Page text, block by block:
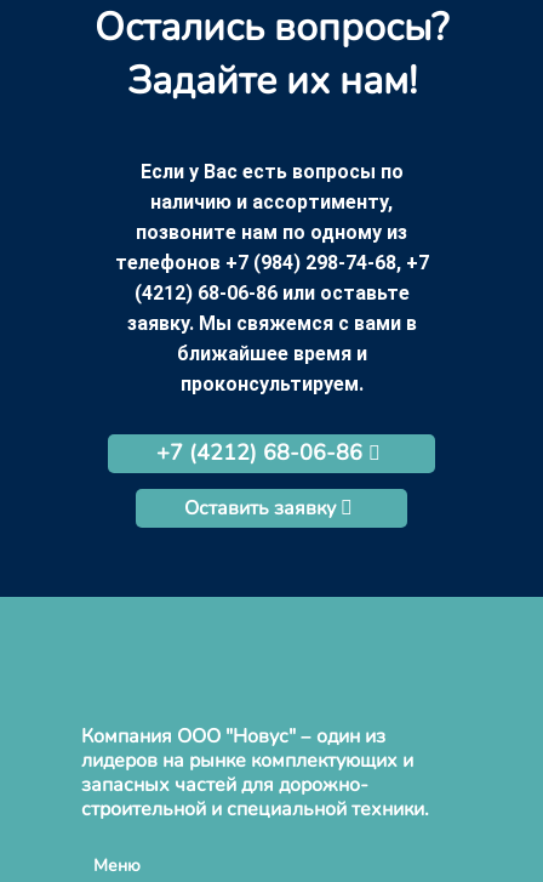
Остались вопросы?
Задайте их нам!
Если у Вас есть вопросы по
наличию и ассортименту,
позвоните нам по одному из
телефонов +7 (984) 298-74-68, +7
(4212) 68-06-86 или оставьте
заявку. Мы свяжемся с вами в
ближайшее время и
проконсультируем.
+7 (4212) 68-06-86
Оставить заявку
Компания ООО "Новус" – один из
лидеров на рынке комплектующих и
запасных частей для дорожно-
строительной и специальной техники.
Меню